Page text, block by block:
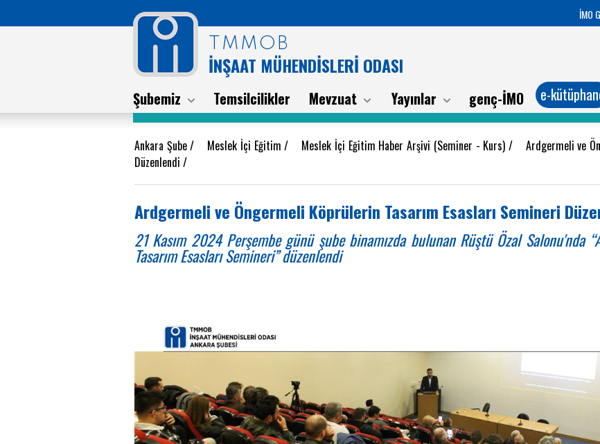
İMO
TMMOB
İNŞAAT MÜHENDİSLERİ ODASI
Şubemiz Temsilcilikler Mevzuat Yayınlar genç-İMO e-
Ankara Şube/ Meslek İçi Eğitim/ Meslek İçi Eğitim Haber Arşivi (Seminer - Kurs) / Ardgermeli ve
Düzenlendi /
Ardgermeli ve Öngermeli Köprülerin Tasarım Esasları Semineri
21 Kasım 2024 Perşembe günü şube binamızda bulunan Rüştü Özal Salonu'nda
Tasarım Esasları Semineri” düzenlendi